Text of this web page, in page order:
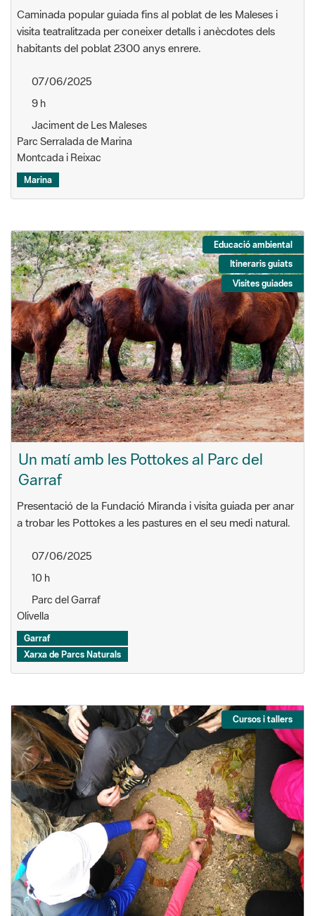
Caminada popular guiada fins al poblat de les Maleses i
visita teatralitzada per coneixer detalls i anècdotes dels
habitants del poblat 2300 anys enrere.
07/06/2025
9 h
Jaciment de Les Maleses
Parc Serralada de Marina
Montcada i Reixac
Marina
Educació ambiental
Itineraris guiats
Visites guiades
Un matí amb les Pottokes al Parc del
Garraf
Presentació de la Fundació Miranda i visita guiada per anar
a trobar les Pottokes a les pastures en el seu medi natural.
07/06/2025
10 h
Parc del Garraf
Olivella
Garraf
Xarxa de Parcs Naturals
Cursos i tallers